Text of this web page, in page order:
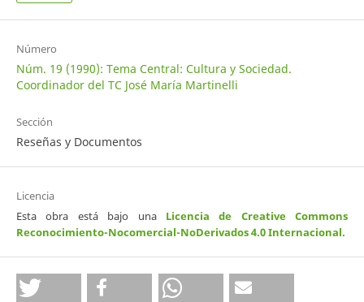
Número
Núm. 19 (1990): Tema Central: Cultura y Sociedad.
Coordinador del TC José María Martinelli
Sección
Reseñas y Documentos
Licencia
Esta obra está bajo una Licencia de Creative Commons
Reconocimiento-Nocomercial-NoDerivados 4.0 Internacional.